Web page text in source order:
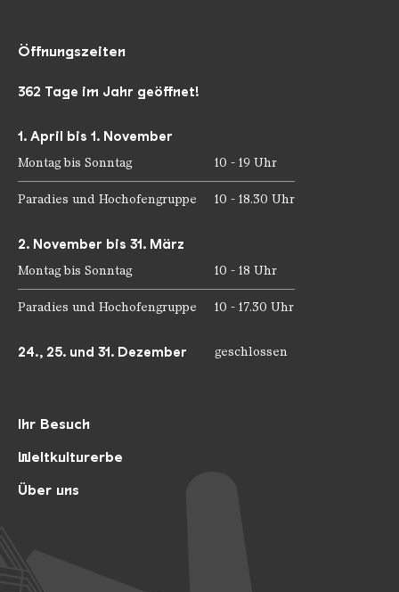
Ihr Besuch
Weltkulturerbe
Über uns
Öffnungszeiten
362 Tage im Jahr geöffnet!
1. April bis 1. November
Montag bis Sonntag 10 - 19 Uhr
Paradies und Hochofengruppe 10 - 18.30 Uhr
2. November bis 31. März
Montag bis Sonntag 10 - 18 Uhr
Paradies und Hochofengruppe 10 - 17.30 Uhr
24., 25. und 31. Dezember geschlossen